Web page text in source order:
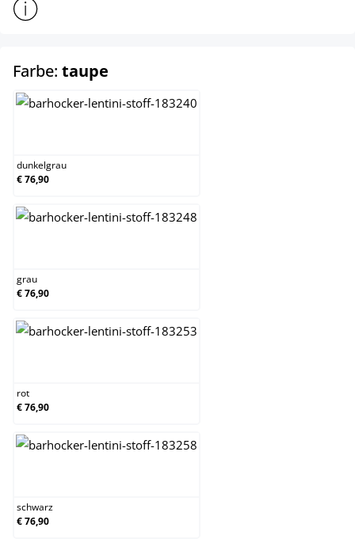
Weitere Produktinformationen anzeigen
Farbe: taupe
dunkelgrau
€ 76,90
grau
€ 76,90
rot
€ 76,90
schwarz
€ 76,90